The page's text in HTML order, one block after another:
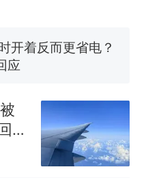
招聘物理教师，笔
遭淘汰？教育局：
天塌了！
头放菜刀的女孩，
“跟我回家”改写了